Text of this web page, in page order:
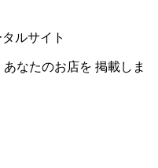
ルサイト
あなたのお店を 掲載しま